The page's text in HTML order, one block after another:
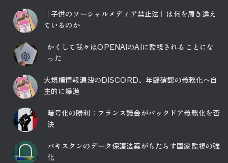
「子供のソーシャルメディア禁止法」は何を履き違え
ているのか
かくして我々はOPENAIのAIに監視されることにな
った
大規模情報漏洩のDISCORD、年齢確認の義務化へ自
主的に爆進
暗号化の勝利：フランス議会がバックドア義務化を否
決
パキスタンのデータ保護法案がもたらす国家監視の強
化